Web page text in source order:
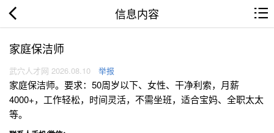
信息内容
家庭保洁师
武穴人才网 2026.08.10 举报
家庭保洁师。要求：50周岁以下、女性、干净利索，月薪
4000+，工作轻松，时间灵活，不需坐班，适合宝妈、全职太太
等。